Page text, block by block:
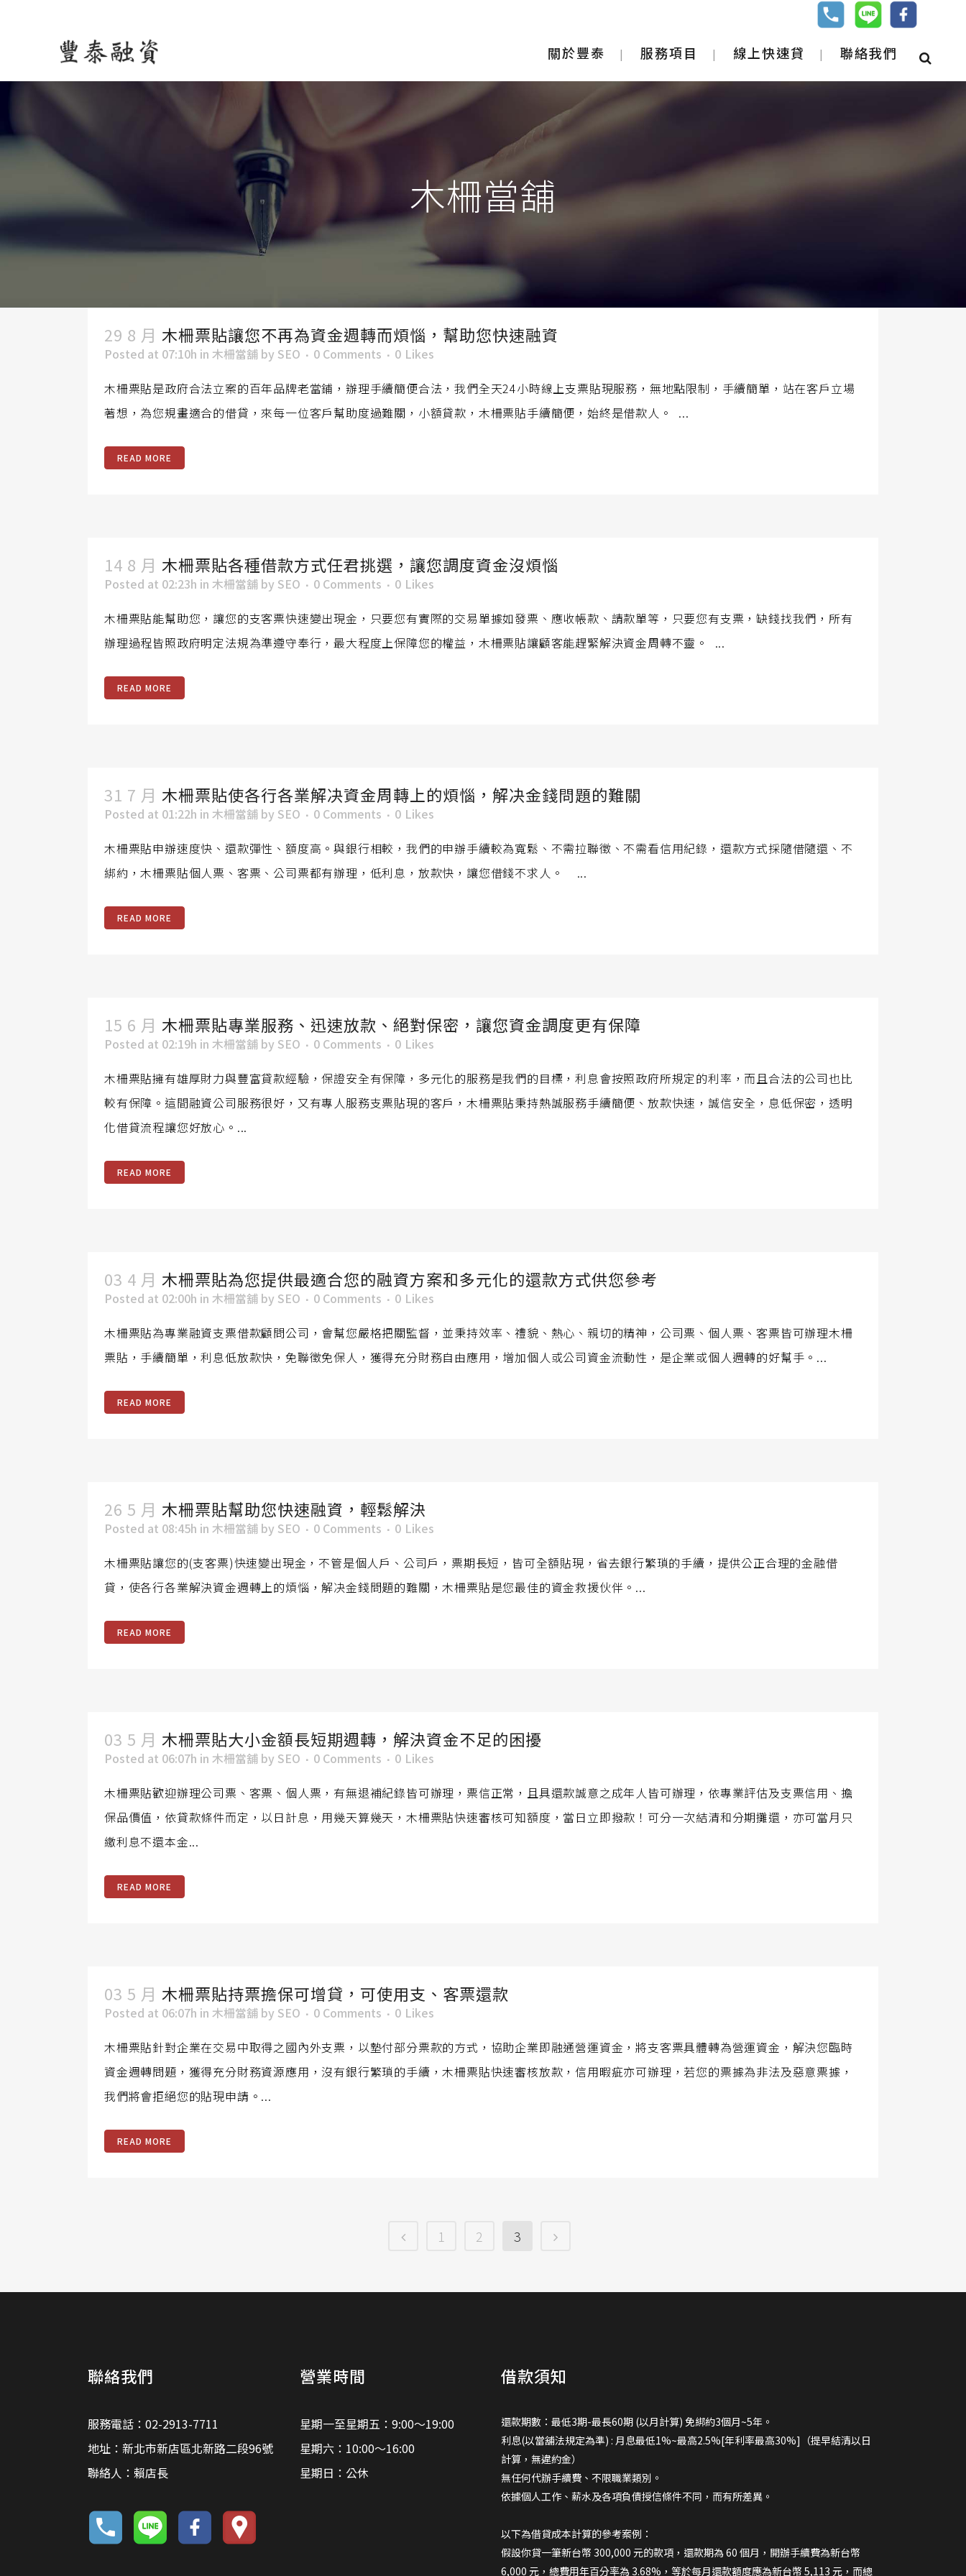
關於豐泰 服務項目 線上快速貸 聯絡我們
木柵當舖
29 8 月 木柵票貼讓您不再為資金週轉而煩惱，幫助您快速融資
Posted at 07:10h in 木柵當舖 by SEO 0 Comments 0 Likes
木柵票貼是政府合法立案的百年品牌老當鋪，辦理手續簡便合法，我們全天24小時線上支票貼現服務，無地點限制，手續簡單，站在客戶立場
著想，為您規畫適合的借貸，來每一位客戶幫助度過難關，小額貸款，木柵票貼手續簡便，始終是借款人。 ...
READ MORE
14 8 月 木柵票貼各種借款方式任君挑選，讓您調度資金沒煩惱
Posted at 02:23h in 木柵當舖 by SEO 0 Comments 0 Likes
木柵票貼能幫助您，讓您的支客票快速變出現金，只要您有實際的交易單據如發票、應收帳款、請款單等，只要您有支票，缺錢找我們，所有
辦理過程皆照政府明定法規為準遵守奉行，最大程度上保障您的權益，木柵票貼讓顧客能趕緊解決資金周轉不靈。 ...
READ MORE
31 7 月 木柵票貼使各行各業解决資金周轉上的煩惱，解决金錢問題的難關
Posted at 01:22h in 木柵當舖 by SEO 0 Comments 0 Likes
木柵票貼申辦速度快、還款彈性、額度高。與銀行相較，我們的申辦手續較為寬鬆、不需拉聯徵、不需看信用紀錄，還款方式採隨借隨還、不
綁約，木柵票貼個人票、客票、公司票都有辦理，低利息，放款快，讓您借錢不求人。 ...
READ MORE
15 6 月 木柵票貼專業服務、迅速放款、絕對保密，讓您資金調度更有保障
Posted at 02:19h in 木柵當舖 by SEO 0 Comments 0 Likes
木柵票貼擁有雄厚財力與豐富貸款經驗，保證安全有保障，多元化的服務是我們的目標，利息會按照政府所規定的利率，而且合法的公司也比
較有保障。這間融資公司服務很好，又有專人服務支票貼現的客戶，木柵票貼秉持熱誠服務手續簡便、放款快速，誠信安全，息低保密，透明
化借貸流程讓您好放心。...
READ MORE
03 4 月 木柵票貼為您提供最適合您的融資方案和多元化的還款方式供您參考
Posted at 02:00h in 木柵當舖 by SEO 0 Comments 0 Likes
木柵票貼為專業融資支票借款顧問公司，會幫您嚴格把關監督，並秉持效率、禮貌、熱心、親切的精神，公司票、個人票、客票皆可辦理木柵
票貼，手續簡單，利息低放款快，免聯徵免保人，獲得充分財務自由應用，增加個人或公司資金流動性，是企業或個人週轉的好幫手。...
READ MORE
26 5 月 木柵票貼幫助您快速融資，輕鬆解決
Posted at 08:45h in 木柵當舖 by SEO 0 Comments 0 Likes
木柵票貼讓您的(支客票)快速變出現金，不管是個人戶、公司戶，票期長短，皆可全額貼現，省去銀行繁瑣的手續，提供公正合理的金融借
貸，使各行各業解決資金週轉上的煩惱，解决金錢問題的難關，木柵票貼是您最佳的資金救援伙伴。...
READ MORE
03 5 月 木柵票貼大小金額長短期週轉，解決資金不足的困擾
Posted at 06:07h in 木柵當舖 by SEO 0 Comments 0 Likes
木柵票貼歡迎辦理公司票、客票、個人票，有無退補紀錄皆可辦理，票信正常，且具還款誠意之成年人皆可辦理，依專業評估及支票信用、擔
保品價值，依貸款條件而定，以日計息，用幾天算幾天，木柵票貼快速審核可知額度，當日立即撥款！可分一次結清和分期攤還，亦可當月只
繳利息不還本金...
READ MORE
03 5 月 木柵票貼持票擔保可增貸，可使用支、客票還款
Posted at 06:07h in 木柵當舖 by SEO 0 Comments 0 Likes
木柵票貼針對企業在交易中取得之國內外支票，以墊付部分票款的方式，協助企業即融通營運資金，將支客票具體轉為營運資金，解決您臨時
資金週轉問題，獲得充分財務資源應用，沒有銀行繁瑣的手續，木柵票貼快速審核放款，信用暇疵亦可辦理，若您的票據為非法及惡意票據，
我們將會拒絕您的貼現申請。...
READ MORE
1 2 3
聯絡我們
服務電話：02-2913-7711
地址：新北市新店區北新路二段96號
聯絡人：賴店長
營業時間
星期一至星期五：9:00～19:00
星期六：10:00～16:00
星期日：公休
借款須知
還款期數：最低3期-最長60期 (以月計算) 免綁約3個月~5年。
利息(以當舖法規定為準) : 月息最低1%~最高2.5%[年利率最高30%]（提早結清以日
計算，無違約金）
無任何代辦手續費、不限職業類別。
依據個人工作、薪水及各項負債授信條件不同，而有所差異。
以下為借貸成本計算的參考案例：
假設你貸一筆新台幣 300,000 元的款項，還款期為 60 個月，開辦手續費為新台幣
6,000 元，總費用年百分率為 3.68%，等於每月還款額度應為新台幣 5,113 元，而總